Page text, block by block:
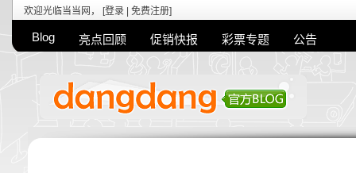
欢迎光临当当网， [登录 免费注册]
Blog 亮点回顾 促销快报 彩票专题 公告